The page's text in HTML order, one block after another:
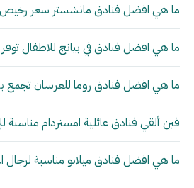
ما هي افضل فنادق مانشستر سعر رخيص
ما هي افضل فنادق في بيانج للاطفال
ما هي افضل فنادق روما للعرسان تجمع
فين ألقي فنادق عائلية امستردام مناسبة
ما هي افضل فنادق ميلانو مناسبة لرجال